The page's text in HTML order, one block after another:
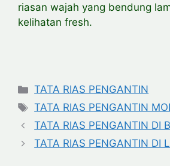
riasan wajah yang bendung
kelihatan fresh.
Categories
TATA RIAS PENGANTIN
Tags
TATA RIAS PENGANTIN
TATA RIAS PENGANTIN DI
TATA RIAS PENGANTIN DI